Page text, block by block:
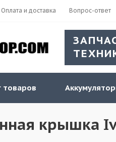
Оплата и доставка Вопрос-ответ
товаров
крышка